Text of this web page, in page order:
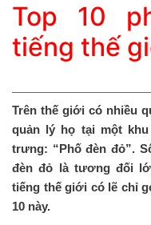
Top 10
tiếng thế
Trên thế giới có nhiều
quản lý họ tại một
trưng: “Phố đèn đỏ”.
đèn đỏ là tương đối
tiếng thế giới có lẽ chỉ
10 này.